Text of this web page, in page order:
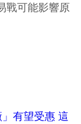
戰可能影響原
有望受惠 這